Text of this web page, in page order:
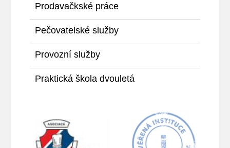
Prodavačkské práce
Pečovatelské služby
Provozní služby
Praktická škola dvouletá